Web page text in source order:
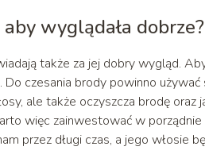
aby wyglądała dobrze?
także za jej dobry wygląd.
czesania brody powinno
ale także oczyszcza brodę
więc zainwestować w
przez długi czas, a jego włosie